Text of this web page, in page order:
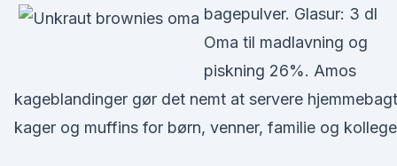
bagepulver. Glasur: 3 dl
Oma til madlavning og
piskning 26%. Amos
kageblandinger gør det nemt at servere
kager og muffins for børn, venner, familie og